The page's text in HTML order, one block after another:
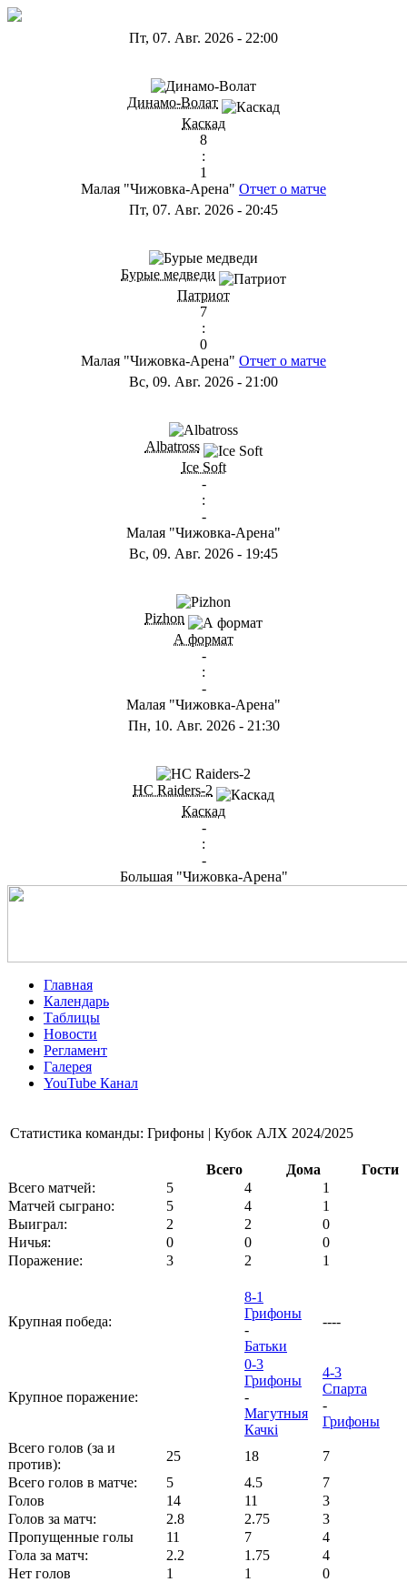
Пт, 07. Авг. 2026 - 22:00
Динамо-Волат
Каскад
8
:
1
Малая "Чижовка-Арена" Отчет о матче
Пт, 07. Авг. 2026 - 20:45
Бурые медведи
Патриот
7
:
0
Малая "Чижовка-Арена" Отчет о матче
Вс, 09. Авг. 2026 - 21:00
Albatross
Ice Soft
-
:
-
Малая "Чижовка-Арена"
Вс, 09. Авг. 2026 - 19:45
Pizhon
А формат
-
:
-
Малая "Чижовка-Арена"
Пн, 10. Авг. 2026- 21:30
HC Raiders-2
Каскад
-
:
-
Большая "Чижовка-Арена"
Главная
Календарь
Таблицы
Новости
Регламент
Галерея
YouTube Канал
Статистика команды: Грифоны | Кубок АЛХ 2024/2025
Всего Дома
Гости
Всего матчей:
5 4
1
Матчей сыграно:
5 4
1
Выиграл:
2 2
0
Ничья:
0 0
0
Поражение:
3 2 1
Крупная победа:
8-1
Грифоны
-
Батьки
----
Крупное поражение:
0-3
Грифоны
-
Магутныя
Качкі
4-3
Спарта
-
Грифоны
Всего голов (за и
против):
25 18
7
Всего голов в матче:
5 4.5
7
Голов
14 11
3
Голов за матч:
2.8 2.75
3
Пропущенные голы
11 7
4
Гола за матч:
2.2 1.75
4
Нет голов
1 1
0